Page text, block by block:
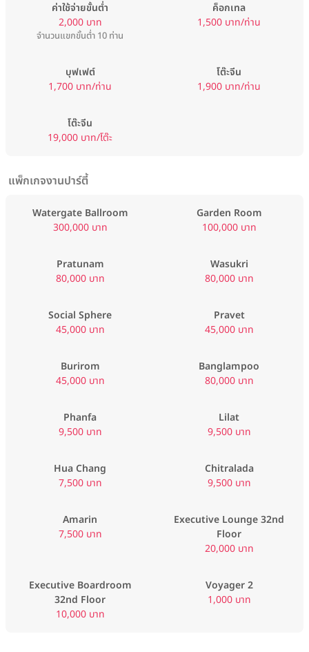
ค่าใช้จ่ายขั้นต่ำ
2,000 บาท
จำนวนแขกขั้นต่ำ 10 ท่าน
ค็อกเทล
1,500 บาท/ท่าน
บุฟเฟต์
1,700 บาท/ท่าน
โต๊ะจีน
1,900 บาท/ท่าน
โต๊ะจีน
19,000 บาท/โต๊ะ
แพ็กเกจงานปาร์ตี้
Watergate Ballroom
300,000 บาท
Garden Room
100,000 บาท
Pratunam
80,000 บาท
Wasukri
80,000 บาท
Social Sphere
45,000 บาท
Pravet
45,000 บาท
Burirom
45,000 บาท
Banglampoo
80,000 บาท
Phanfa
9,500 บาท
Lilat
9,500 บาท
Hua Chang
7,500 บาท
Chitralada
9,500 บาท
Amarin
7,500 บาท
Executive Lounge 32nd
Floor
20,000 บาท
Executive Boardroom
32nd Floor
10,000 บาท
Voyager 2
1,000 บาท